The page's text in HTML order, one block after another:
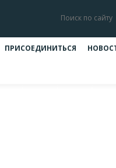
ПРИСОЕДИНИТЬСЯ